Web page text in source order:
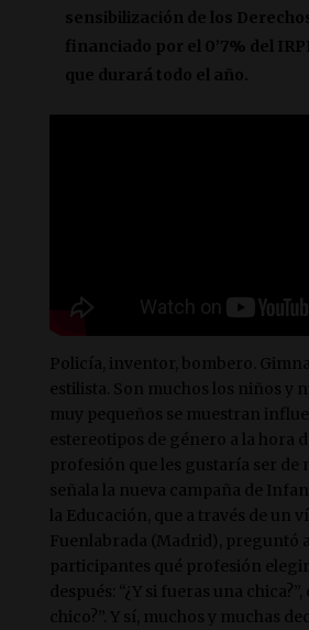
sensibilización de los
financiado por el 0’7% del
que durará todo el año.
Policía, inventor, bombero.
estilista. Son muchos los niños y
muy pequeños se muestran
estereotipos de género a la hora
profesión que les gustaría ser de
señala la nueva campaña de
la Educación, que a través de un
Fuenlabrada (Madrid), preguntó
participantes qué profesión
después: “¿Y si fueras una chica?”,
chico?”. Y sí, muchos y muchas